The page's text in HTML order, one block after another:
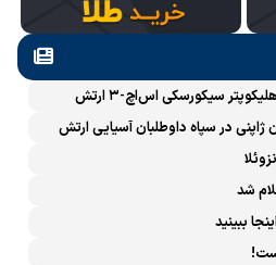
سیکورسکی اس‌اچ-۳ ارتش
در سپاه داوطلبان آسیایی ارتش
شد
ببینید